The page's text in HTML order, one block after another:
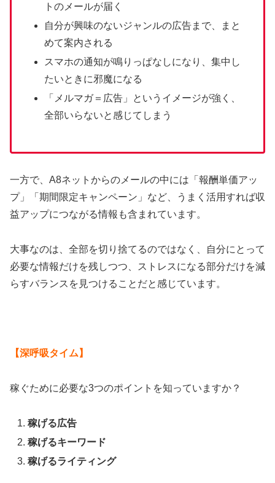
トのメールが届く
自分が興味のないジャンルの広告まで、まと
めて案内される
スマホの通知が鳴りっぱなしになり、集中し
たいときに邪魔になる
「メルマガ＝広告」というイメージが強く、
全部いらないと感じてしまう
一方で、A8ネットからのメールの中には「報酬単価アッ
プ」「期間限定キャンペーン」など、うまく活用すれば収
益アップにつながる情報も含まれています。
大事なのは、全部を切り捨てるのではなく、自分にとって
必要な情報だけを残しつつ、ストレスになる部分だけを減
らすバランスを見つけることだと感じています。
【深呼吸タイム】
稼ぐために必要な3つのポイントを知っていますか？
稼げる広告
稼げるキーワード
稼げるライティング